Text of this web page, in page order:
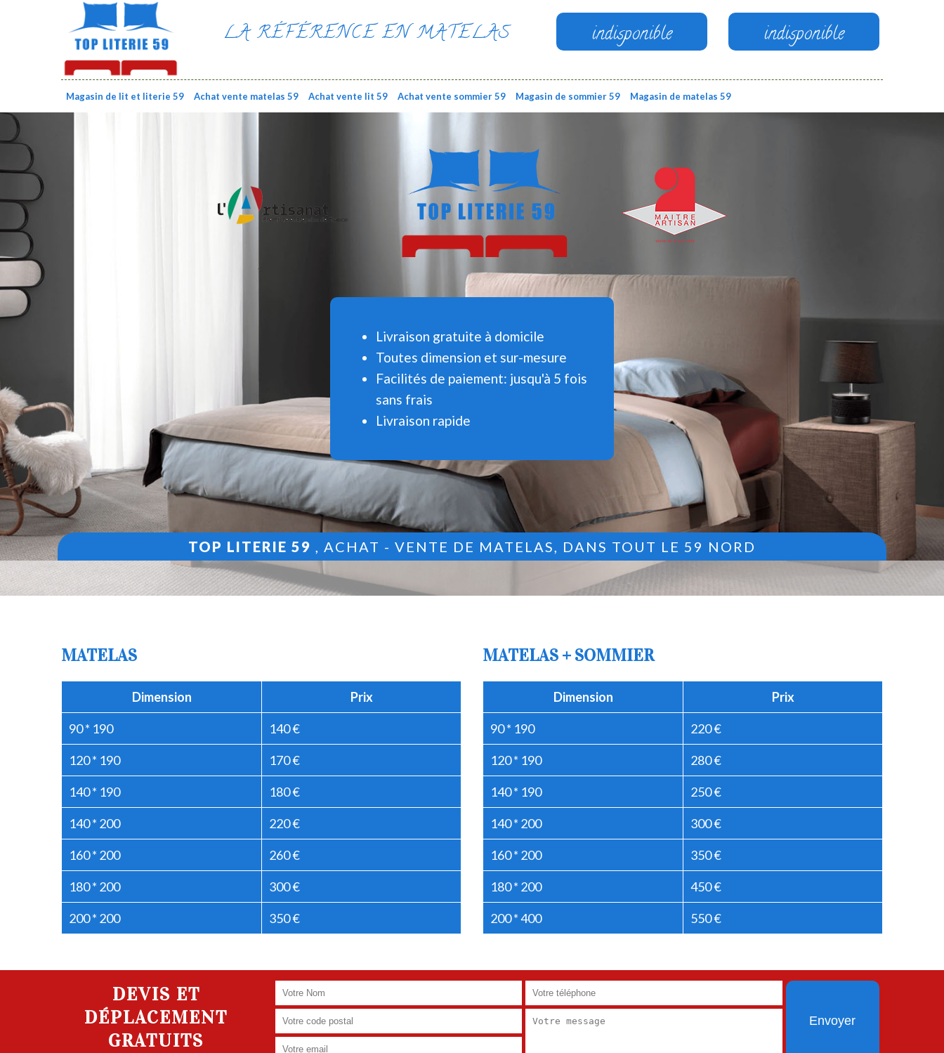
LA RÉFÉRENCE EN MATELAS indisponible indisponible
Magasin de lit et literie 59 Achat vente matelas 59 Achat vente lit 59 Achat vente sommier 59 Magasin de sommier 59 Magasin de matelas 59
Livraison gratuite à domicile
Toutes dimension et sur-mesure
Facilités de paiement: jusqu'à 5 fois
sans frais
Livraison rapide
TOP LITERIE 59 , ACHAT - VENTE DE MATELAS, DANS TOUT LE 59 NORD
MATELAS
Dimension Prix
90 * 190 140 €
120 * 190 170 €
140 * 190 180 €
140 * 200 220 €
160 * 200 260 €
180 * 200 300 €
200 * 200 350 €
MATELAS + SOMMIER
Dimension Prix
90 * 190 220 €
120 * 190 280 €
140 * 190 250 €
140 * 200 300 €
160 * 200 350 €
180 * 200 450 €
200 * 400 550 €
DEVIS ET
DÉPLACEMENT
GRATUITS